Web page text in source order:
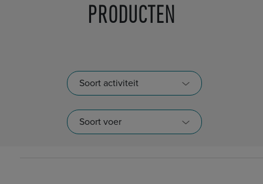
PRODUCTEN
Soort activiteit
Soort voer